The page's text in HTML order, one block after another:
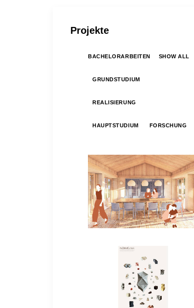
Projekte
SHOW ALL
BACHELORARBEITEN
GRUNDSTUDIUM
REALISIERUNG
HAUPTSTUDIUM FORSCHUNG
Bachelorarbeiten